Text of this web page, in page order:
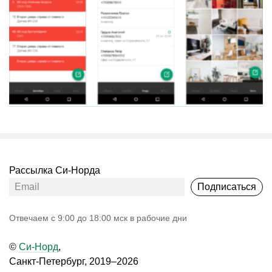
Рассылка Си-Норда
Подписаться
Oтвечаем с 9:00 до 18:00 мск в рабочие дни
© Си-Норд,
Санкт-Петербург, 2019–2026